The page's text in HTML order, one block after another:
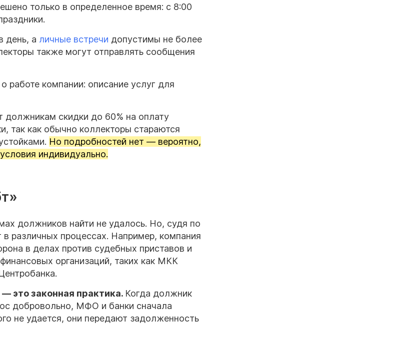
только в определенное время: с 8:00
день, а личные встречи допустимы не более
также могут отправлять сообщения
компании: описание услуг для
должникам скидки до 60% на оплату
так как обычно коллекторы стараются
Но подробностей нет — вероятно,
индивидуально.
должников найти не удалось. Но, судя по
в различных процессах. Например, компания
в делах против судебных приставов и
организаций, таких как МКК
это законная практика. Когда должник
добровольно, МФО и банки сначала
не удается, они передают задолженность